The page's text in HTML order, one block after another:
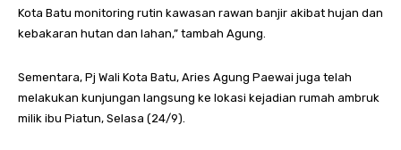
Kota Batu monitoring rutin kawasan rawan banjir akibat hujan dan
kebakaran hutan dan lahan,” tambah Agung.
Sementara, Pj Wali Kota Batu, Aries Agung Paewai juga telah
melakukan kunjungan langsung ke lokasi kejadian rumah ambruk
milik ibu Piatun, Selasa (24/9).